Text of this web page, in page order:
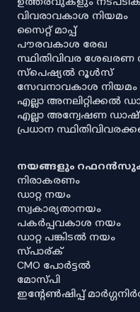
വിവരാവകാശ നിയമം
സൈറ്റ് മാപ്പ്
പൗരവകാശ രേഖ
സ്ഥിതിവിവര ശേഖരണ
സ്‌പെഷ്യൽ റൂൾസ്
സേവനാവകാശ നിയമം
എല്ലാ
എല്ലാ അന്വേഷണ
പ്രധാന
നയങ്ങളും
നിരാകരണം
ഡാറ്റ നയം
സ്വകാര്യതാനയം
പകർപ്പവകാശ നയം
ഡാറ്റ പങ്കിടൽ നയം
സ്പാര്ക്
CMO പോർട്ടൽ
മോസ്പി
ഇൻ്റേൺഷിപ്പ്